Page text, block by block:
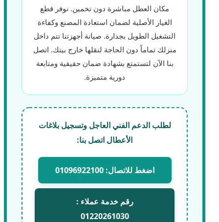
مكان العطل مباشرة دون تخمين. نوفر قطع
الغيار الأصلية لضمان استعادة المصنع وكفاءة
التشغيل الطويل بجدارة. صيانة أجهزتنا تتم داخل
منزلك تماماً دون الحاجة لنقلها خارج بيتك. اتصل
بنا الآن لتستمتع بشهادة ضمان حقيقية ومتابعة
دورية متميزة.
لطلب الدعم الفني العاجل وتسجيل بلاغات
الأعطال اتصل بنا:
اضغط للاتصال: 01096922100
رقم خدمة عملاء :
01220261030